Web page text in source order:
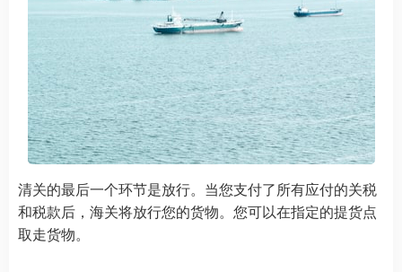
清关的最后一个环节是放行。当您支付了所有应付的关税
和税款后，海关将放行您的货物。您可以在指定的提货点
取走货物。